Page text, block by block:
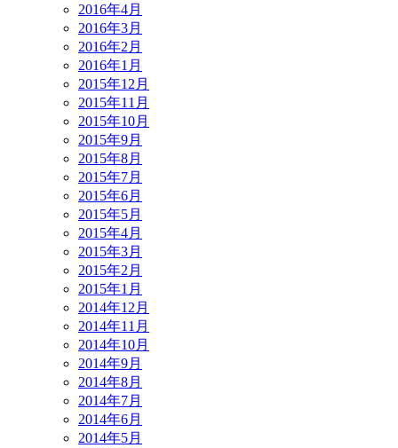
2016年4月
2016年3月
2016年2月
2016年1月
2015年12月
2015年11月
2015年10月
2015年9月
2015年8月
2015年7月
2015年6月
2015年5月
2015年4月
2015年3月
2015年2月
2015年1月
2014年12月
2014年11月
2014年10月
2014年9月
2014年8月
2014年7月
2014年6月
2014年5月